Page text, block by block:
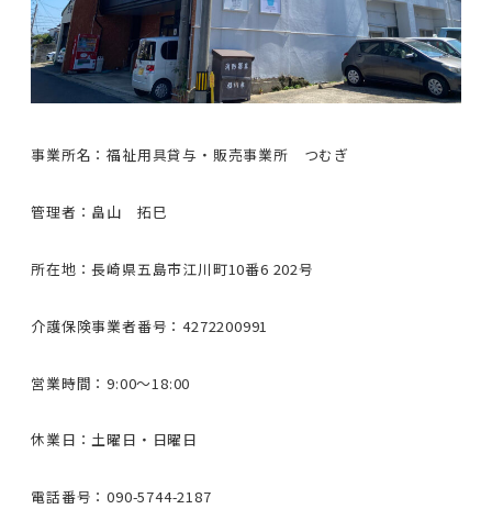
事業所名：福祉用具貸与・販売事業所 つむぎ
管理者：畠山 拓巳
所在地：長崎県五島市江川町10番6 202号
介護保険事業者番号：4272200991
営業時間：9:00〜18:00
休業日：土曜日・日曜日
電話番号：090-5744-2187